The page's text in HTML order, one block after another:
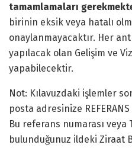
tamamlamaları
birinin eksik veya hatalı
onaylanmayacaktır. Her
yapılacak olan Gelişim ve
yapabilecektir.
Not: Kılavuzdaki işlemler
posta adresinize
Bu referans numarası veya
bulunduğunuz ildeki Ziraat